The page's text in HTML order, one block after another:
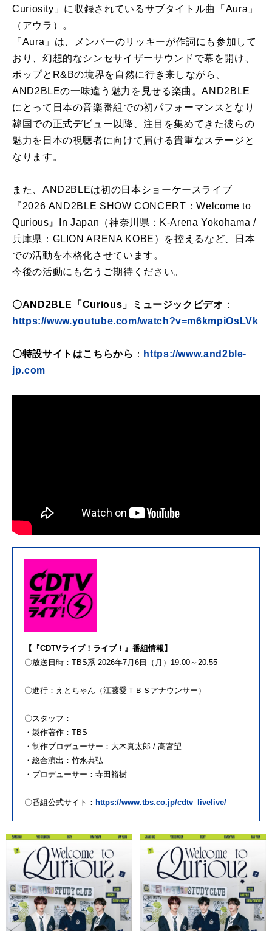
Curiosity」に収録されているサブタイトル曲「Aura」
（アウラ）。
「Aura」は、メンバーのリッキーが作詞にも参加して
おり、幻想的なシンセサイザーサウンドで幕を開け、
ポップとR&Bの境界を自然に行き来しながら、
AND2BLEの一味違う魅力を見せる楽曲。AND2BLE
にとって日本の音楽番組での初パフォーマンスとなり
韓国での正式デビュー以降、注目を集めてきた彼らの
魅力を日本の視聴者に向けて届ける貴重なステージと
なります。
また、AND2BLEは初の日本ショーケースライブ
『2026 AND2BLE SHOW CONCERT：Welcome to
Qurious』In Japan（神奈川県：K-Arena Yokohama /
兵庫県：GLION ARENA KOBE）を控えるなど、日本
での活動を本格化させています。
今後の活動にも乞うご期待ください。
〇AND2BLE「Curious」ミュージックビデオ ：
https://www.youtube.com/watch?v=m6kmpiOsLVk
〇特設サイトはこちらから ： https://www.and2ble-
jp.com
【『CDTVライブ！ライブ！』番組情報】
〇放送日時：TBS系 2026年7月6日（月）19:00～20:55
〇進行：えとちゃん（江藤愛ＴＢＳアナウンサー）
〇スタッフ：
・製作著作：TBS
・制作プロデューサー：大木真太郎 / 髙宮望
・総合演出：竹永典弘
・プロデューサー：寺田裕樹
〇番組公式サイト： https://www.tbs.co.jp/cdtv_livelive/